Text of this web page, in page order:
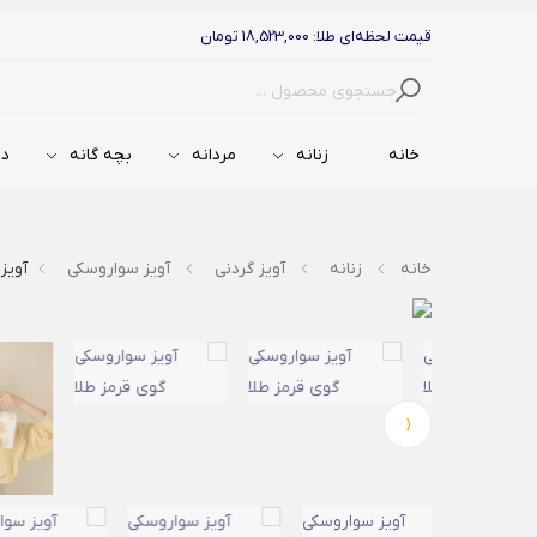
قیمت لحظه‌ای طلا: 18,523,000 تومان
جستجو
خانه زنانه مردانه بچه گانه
خانه زنانه آویز گردنی آویز سواروسکی
‹